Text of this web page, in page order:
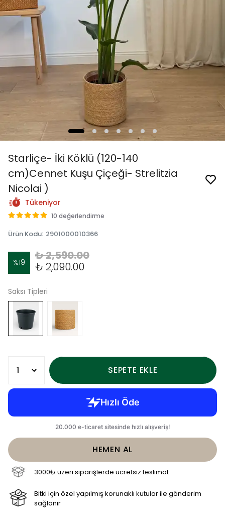
Starliçe- İki Köklü (120-140
cm)Cennet Kuşu Çiçeği- Strelitzia
Nicolai )
Tükeniyor
10 değerlendirme
Ürün Kodu: 2901000010366
%19
₺ 2,590.00
₺ 2,090.00
Saksı Tipleri
SEPETE EKLE
HEMEN AL
3000₺ üzeri siparişlerde ücretsiz teslimat
Bitki için özel yapılmış korunaklı kutular ile gönderim
sağlanır